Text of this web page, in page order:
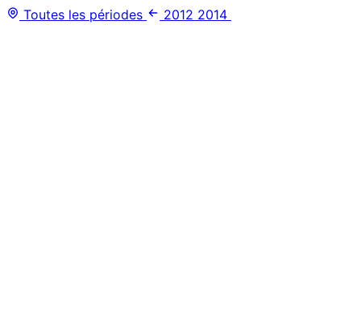
Toutes les périodes
2012 2014